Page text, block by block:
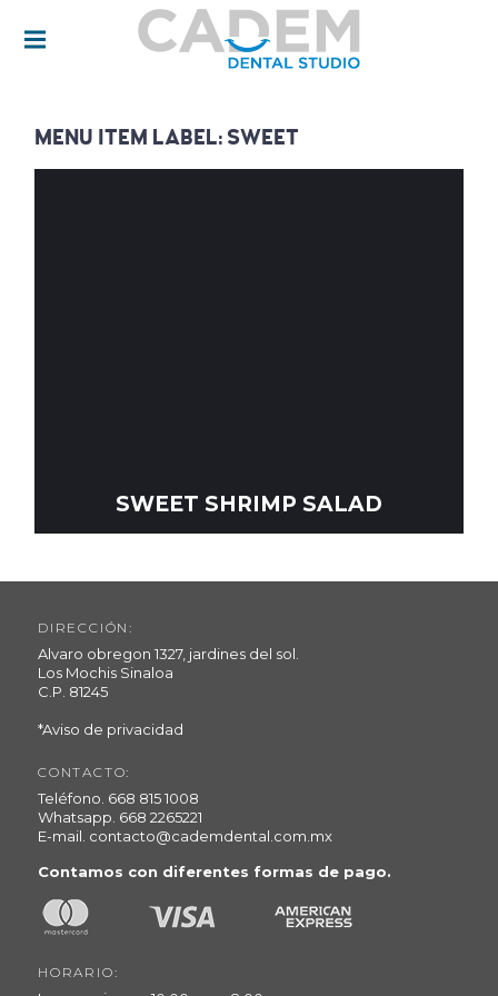
MOCHIS
DENTISTA EN LOS MOCHIS. DISEÑO DE
SONRISA, INVISALIGN, BRACKETS
TRANSPARENTES, PERIODONCIA,
ENDODONCIA, LIMPIEZA DENTAL,
BLANQUEAMIENTO DENTAL.
MENU ITEM LABEL: SWEET
SWEET SHRIMP SALAD
DIRECCIÓN:
Alvaro obregon 1327, jardines del sol.
Los Mochis Sinaloa
C.P. 81245
*Aviso de privacidad
CONTACTO:
Teléfono. 668 815 1008
Whatsapp. 668 2265221
E-mail. contacto@cademdental.com.mx
Contamos con diferentes formas de pago.
HORARIO: